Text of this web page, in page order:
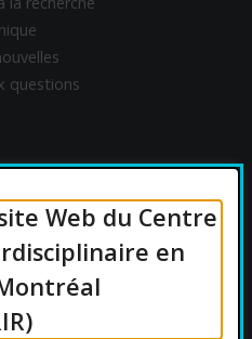
Web du Centre
en
questions